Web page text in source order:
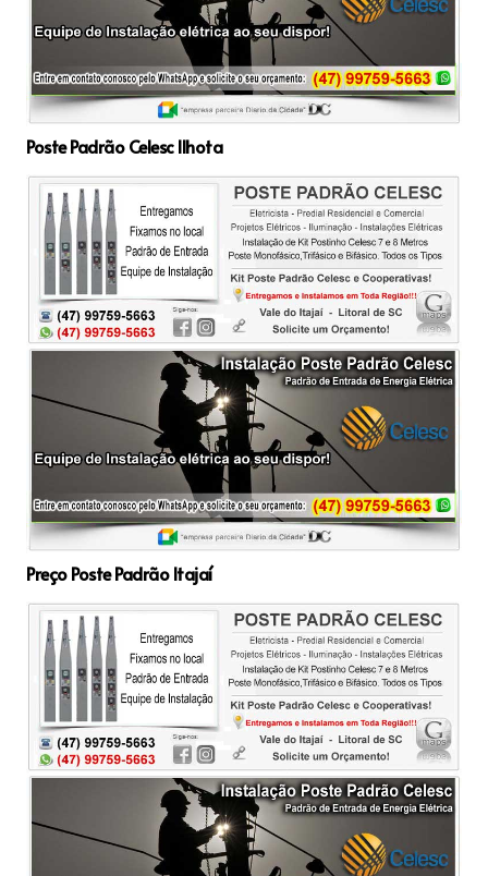
Poste Padrão Celesc Ilhota
Preço Poste Padrão Itajaí